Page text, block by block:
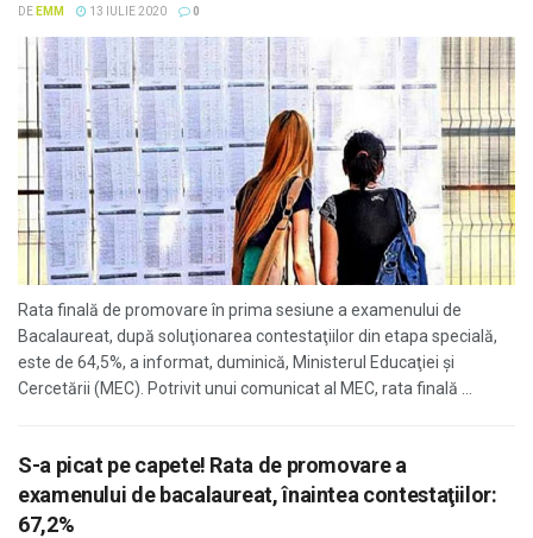
DE EMM 13 IULIE 2020 0
Rata finală de promovare în prima sesiune a examenului de
Bacalaureat, după soluţionarea contestaţiilor din etapa specială,
este de 64,5%, a informat, duminică, Ministerul Educaţiei şi
Cercetării (MEC). Potrivit unui comunicat al MEC, rata finală ...
S-a picat pe capete! Rata de promovare a
examenului de bacalaureat, înaintea contestaţiilor:
67,2%